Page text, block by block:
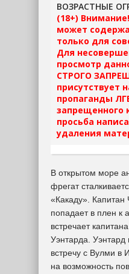
ВОЗРАСТНЫЕ
(18+)
может
только для
Для
просмотр
СТРОГО
присутствует
пропаганды
запрещенного
просьба
удаления
В открытом море
фрегат
«Какаду».
попадает в плен к
встречает
Уэнтарда.
встречу с Вулми в
на возможность